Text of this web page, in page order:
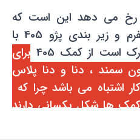
رخ می دهد این است که
افراد به دلیل این که پلتفرم و زیر بندی پژو 405 با
است از کمک 405
برای
سمند ، دنا و دنا پلاس
اشتباه می باشد چرا که
ها شکل یکسانی دارند
متفاوت است.